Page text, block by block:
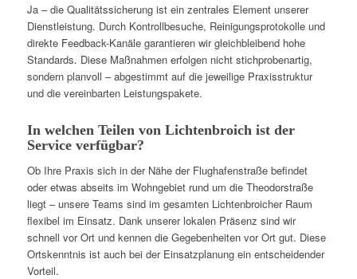
Ja – die Qualitätssicherung ist ein zentrales Element unserer
Dienstleistung. Durch Kontrollbesuche, Reinigungsprotokolle und
direkte Feedback-Kanäle garantieren wir gleichbleibend hohe
Standards. Diese Maßnahmen erfolgen nicht stichprobenartig,
sondern planvoll – abgestimmt auf die jeweilige Praxisstruktur
und die vereinbarten Leistungspakete.
In welchen Teilen von Lichtenbroich ist der
Service verfügbar?
Ob Ihre Praxis sich in der Nähe der Flughafenstraße befindet
oder etwas abseits im Wohngebiet rund um die Theodorstraße
liegt – unsere Teams sind im gesamten Lichtenbroicher Raum
flexibel im Einsatz. Dank unserer lokalen Präsenz sind wir
schnell vor Ort und kennen die Gegebenheiten vor Ort gut. Diese
Ortskenntnis ist auch bei der Einsatzplanung ein entscheidender
Vorteil.